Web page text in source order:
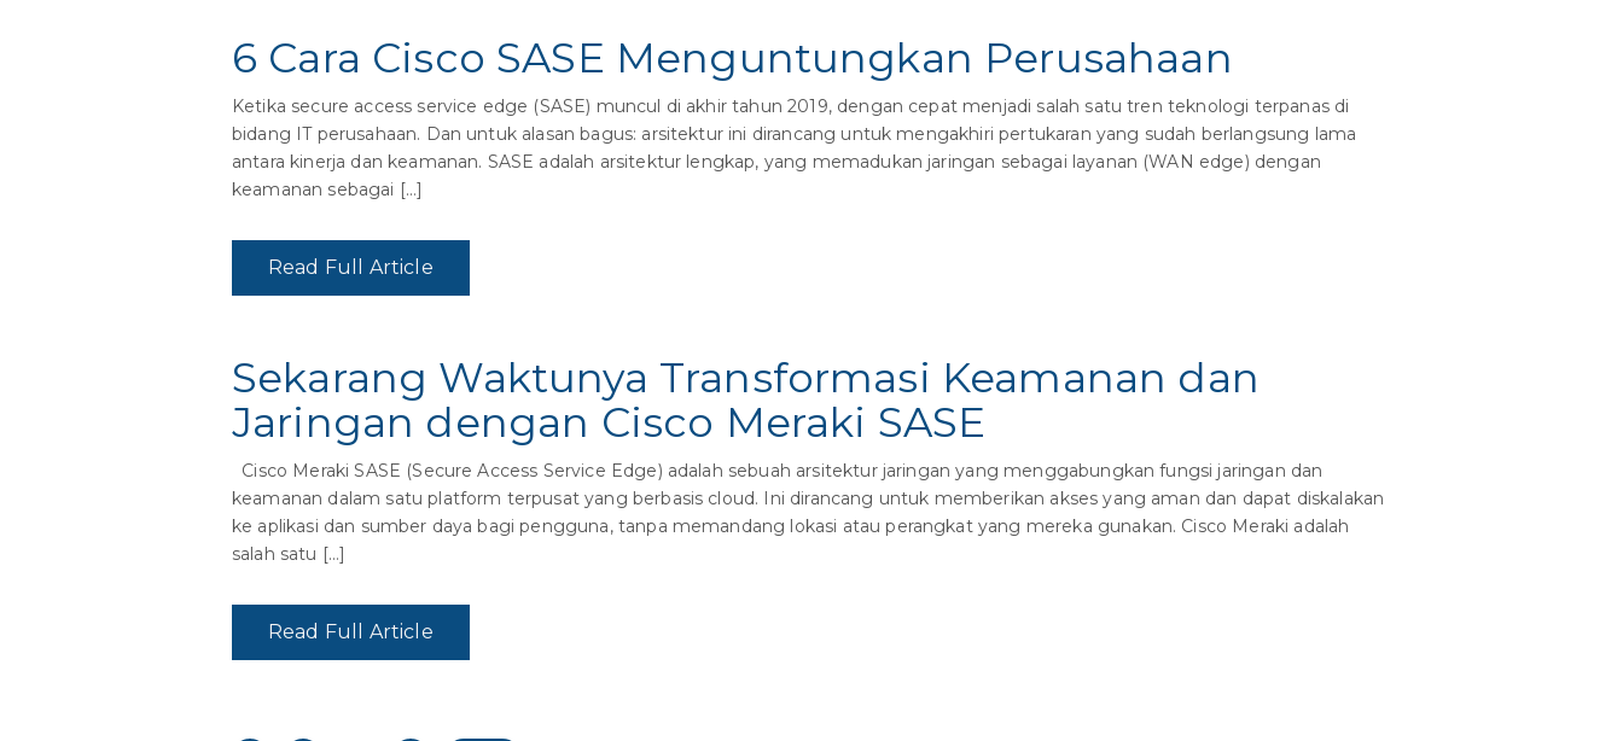
6 Cara Cisco SASE Menguntungkan Perusahaan
Ketika secure access service edge (SASE) muncul di akhir tahun 2019, dengan cepat menjadi salah satu tren teknologi terpanas di
bidang IT perusahaan. Dan untuk alasan bagus: arsitektur ini dirancang untuk mengakhiri pertukaran yang sudah berlangsung lama
antara kinerja dan keamanan. SASE adalah arsitektur lengkap, yang memadukan jaringan sebagai layanan (WAN edge) dengan
keamanan sebagai […]
Read Full Article
Sekarang Waktunya Transformasi Keamanan dan
Jaringan dengan Cisco Meraki SASE
Cisco Meraki SASE (Secure Access Service Edge) adalah sebuah arsitektur jaringan yang menggabungkan fungsi jaringan dan
keamanan dalam satu platform terpusat yang berbasis cloud. Ini dirancang untuk memberikan akses yang aman dan dapat diskalakan
ke aplikasi dan sumber daya bagi pengguna, tanpa memandang lokasi atau perangkat yang mereka gunakan. Cisco Meraki adalah
salah satu […]
Read Full Article